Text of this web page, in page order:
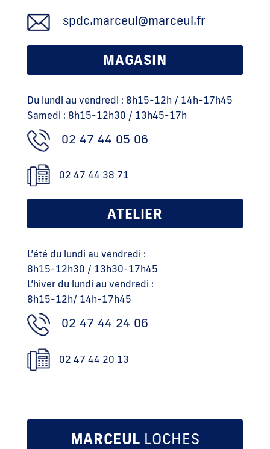
spdc.marceul@marceul.fr
MAGASIN
Du lundi au vendredi : 8h15-12h / 14h-17h45
Samedi : 8h15-12h30 / 13h45-17h
02 47 44 05 06
02 47 44 38 71
ATELIER
L’été du lundi au vendredi :
8h15-12h30 / 13h30-17h45
L’hiver du lundi au vendredi :
8h15-12h/ 14h-17h45
02 47 44 24 06
02 47 44 20 13
MARCEUL LOCHES